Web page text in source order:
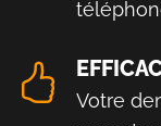
Votre